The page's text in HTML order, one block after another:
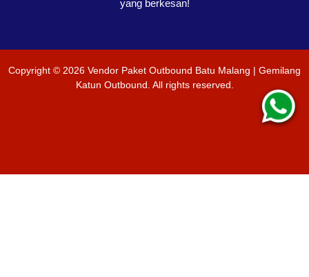
yang berkesan!
Copyright © 2026 Vendor Paket Outbound Batu Malang | Gemilang
Katun Outbound. All rights reserved.